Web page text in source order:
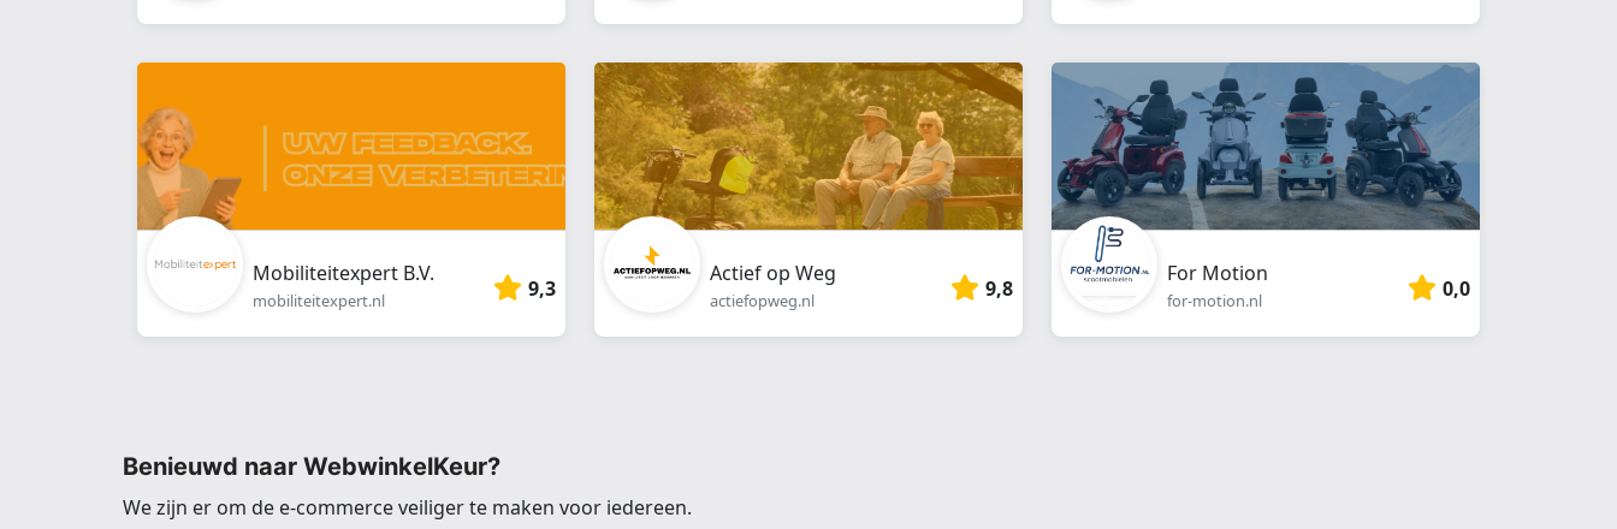
Mobiliteitexpert B.V.
mobiliteitexpert.nl 9,3
Actief op Weg
actiefopweg.nl 9,8
For Motion
for-motion.nl 0,0
Benieuwd naar WebwinkelKeur?
We zijn er om de e-commerce veiliger te maken voor iedereen.